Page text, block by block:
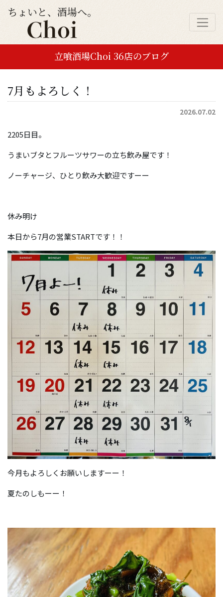
ちょいと、酒場へ。
立喰酒場Choi 36店のブログ
7月もよろしく！
2026.07.02
2205日目。
うまいブタとフルーツサワーの立ち飲み屋です！
ノーチャージ、ひとり飲み大歓迎ですーー
休み明け
本日から7月の営業STARTです！！
今月もよろしくお願いしますーー！
夏たのしもーー！